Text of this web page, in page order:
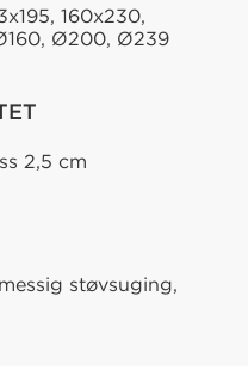
160x230,
Ø200, Ø239
2,5 cm
støvsuging,